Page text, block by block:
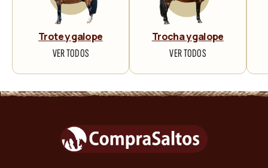
Trote y galope
VER TODOS
Trocha y galope
VER TODOS